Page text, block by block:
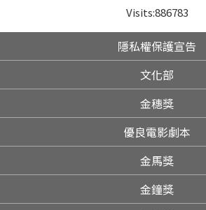
Visits:886783
隱私權保護宣告
文化部
金穗獎
優良電影劇本
金馬獎
金鐘獎